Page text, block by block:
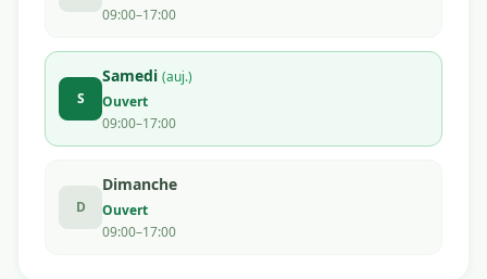
09:00–17:00
S
Samedi (auj.)
Ouvert
09:00–17:00
D
Dimanche
Ouvert
09:00–17:00